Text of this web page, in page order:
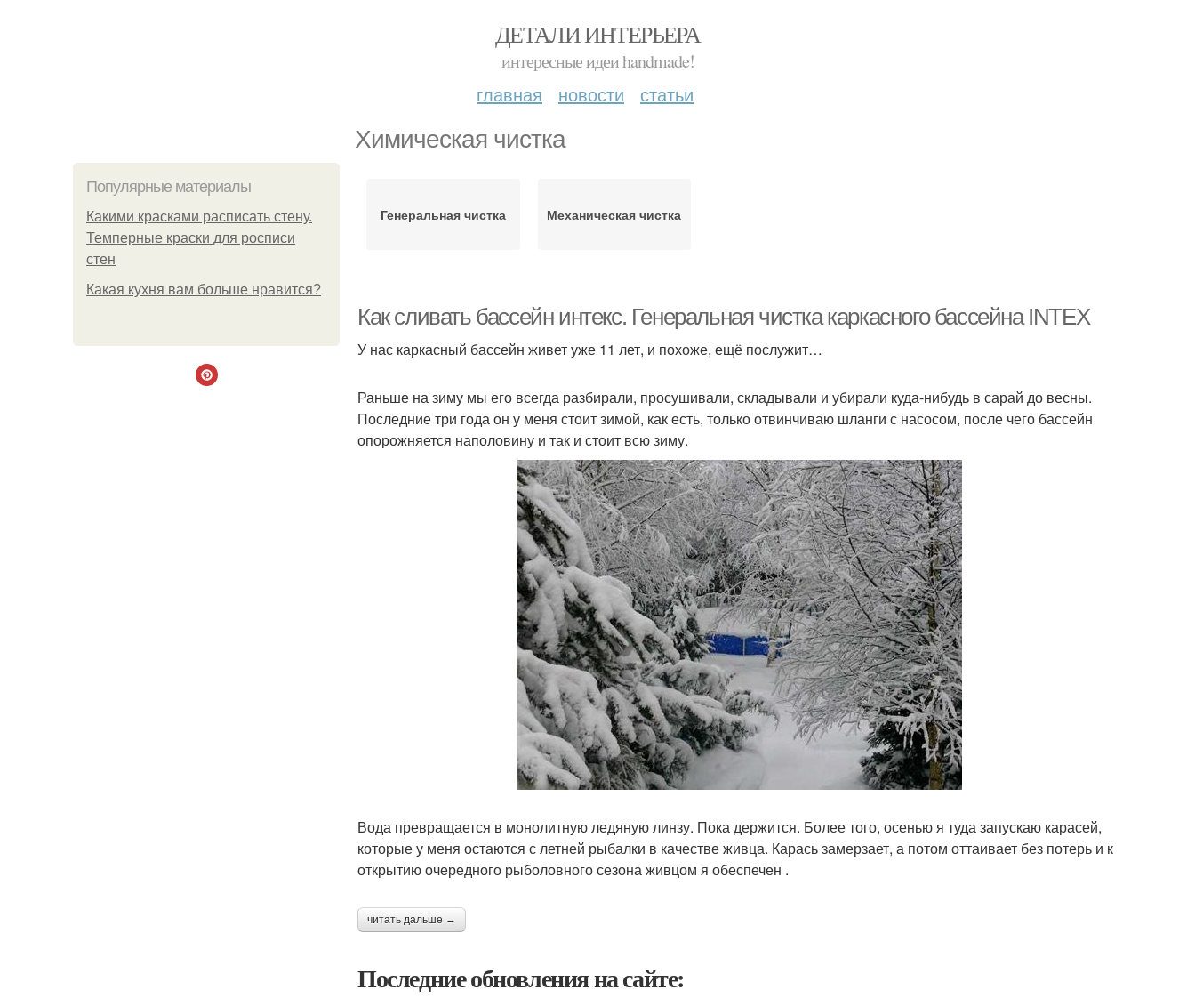
ДЕТАЛИ ИНТЕРЬЕРА
интересные идеи handmade!
главная новости статьи
Химическая чистка
Популярные материалы
Какими красками расписать стену.
Темперные краски для росписи
стен
Какая кухня вам больше нравится?
Генеральная чистка Механическая чистка
Как сливать бассейн интекс. Генеральная чистка каркасного бассейна INTEX
У нас каркасный бассейн живет уже 11 лет, и похоже, ещё послужит…
Раньше на зиму мы его всегда разбирали, просушивали, складывали и убирали куда-нибудь в сарай до весны.
Последние три года он у меня стоит зимой, как есть, только отвинчиваю шланги с насосом, после чего бассейн
опорожняется наполовину и так и стоит всю зиму.
Вода превращается в монолитную ледяную линзу. Пока держится. Более того, осенью я туда запускаю карасей,
которые у меня остаются с летней рыбалки в качестве живца. Карась замерзает, а потом оттаивает без потерь и к
открытию очередного рыболовного сезона живцом я обеспечен .
читать дальше →
Последние обновления на сайте: